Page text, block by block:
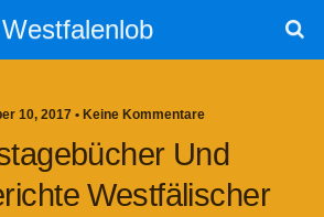
Westfalenlob
10, 2017 • Keine Kommentare
Und
Westfälischer